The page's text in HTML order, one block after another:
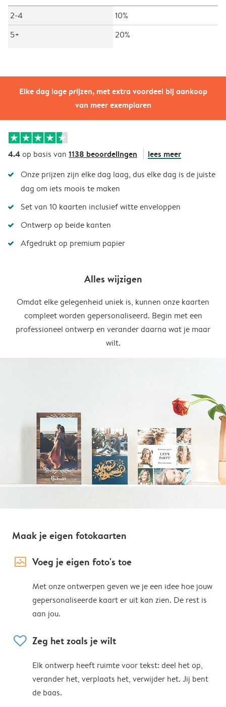
Elke dag lage prijzen, met extra voordeel bij aankoop
van meer exemplaren
2-4
10%
5+
20%
4.4op basis van 1138 beoordelingen lees meer
Onze prijzen zijn elke dag laag, dus elke dag is de juiste
dag om iets moois te maken
Set van 10 kaarten inclusief witte enveloppen
Ontwerp op beide kanten
Afgedrukt op premium papier
Alles wijzigen
Omdat elke gelegenheid uniek is, kunnen onze kaarten
compleet worden gepersonaliseerd. Begin met een
professioneel ontwerp en verander daarna wat je maar
wilt.
Maak je eigen fotokaarten
image_placeholder Voeg je eigen foto's toe
Met onze ontwerpen geven we je een idee hoe jouw
gepersonaliseerde kaart er uit kan zien. De rest is
aan jou.
heart Zeg het zoals je wilt
Elk ontwerp heeft ruimte voor tekst: deel het op,
verander het, verplaats het, verwijder het. Jij bent
de baas.